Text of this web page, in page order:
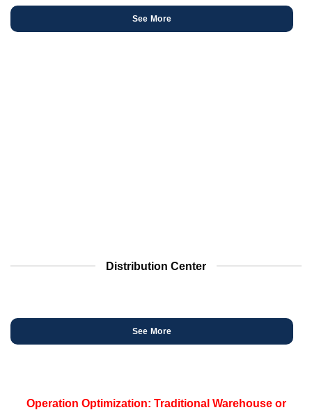
See More
Distribution Center
See More
Operation Optimization: Traditional Warehouse or